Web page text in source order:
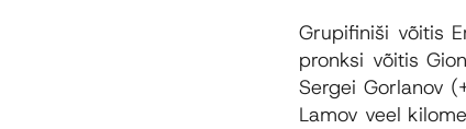
Grupifiniši võitis
pronksi võitis
Sergei Gorlanov
Lamov veel